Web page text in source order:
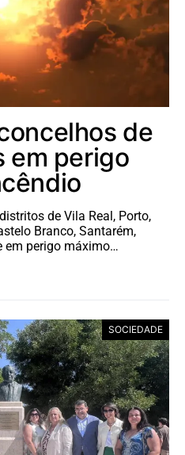
de
em perigo
de Vila Real, Porto,
Branco, Santarém,
em perigo máximo…
SOCIEDADE